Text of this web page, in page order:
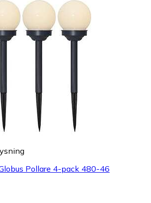
Pollare 4-pack 480-46